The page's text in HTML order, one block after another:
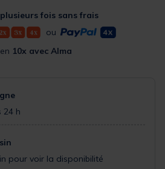
plusieurs fois sans frais
ou
ou en 10x avec Alma
24 h
pour voir la disponibilité